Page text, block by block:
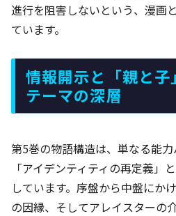
進行を阻害しないという、漫画
ています。
情報開示と「親と
テーマの深層
第5巻の物語構造は、単なる能力
「アイデンティティの再定義」
しています。序盤から中盤にか
の因縁、そしてアレイスターの